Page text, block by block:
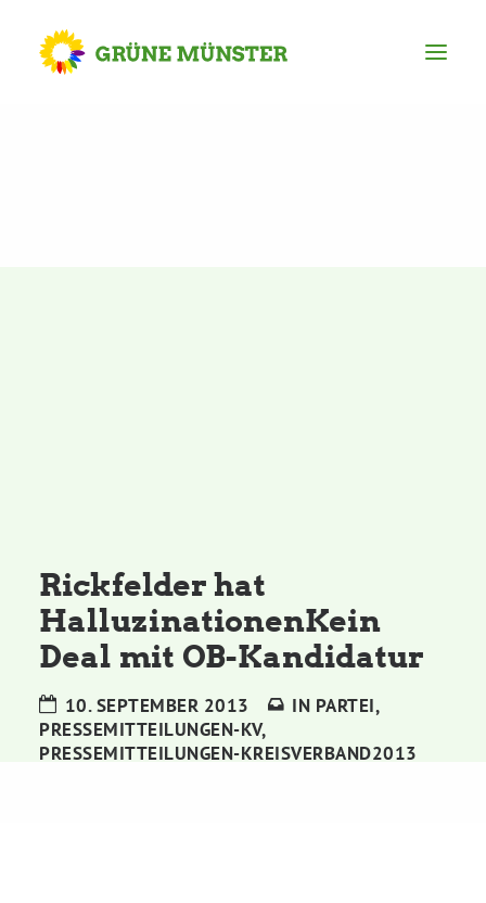
Grünes Zentrum
Personen
Sylvia Rietenberg, MdB
Rickfelder hat
HalluzinationenKein
Deal mit OB-Kandidatur
10. SEPTEMBER 2013 IN PARTEI,
PRESSEMITTEILUNGEN-KV,
PRESSEMITTEILUNGEN-KREISVERBAND2013